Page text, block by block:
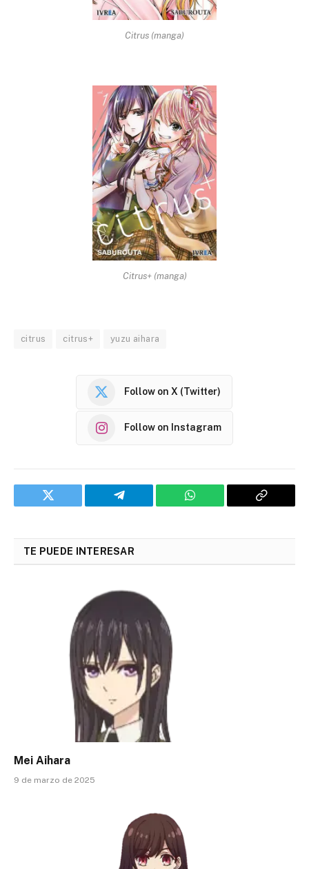
Citrus (manga)
Citrus+ (manga)
citrus citrus+ yuzu aihara
Follow on X (Twitter)
Follow on Instagram
Twitter Telegram WhatsApp
Copy
TE PUEDE INTERESAR
Mei Aihara
9 de marzo de 2025